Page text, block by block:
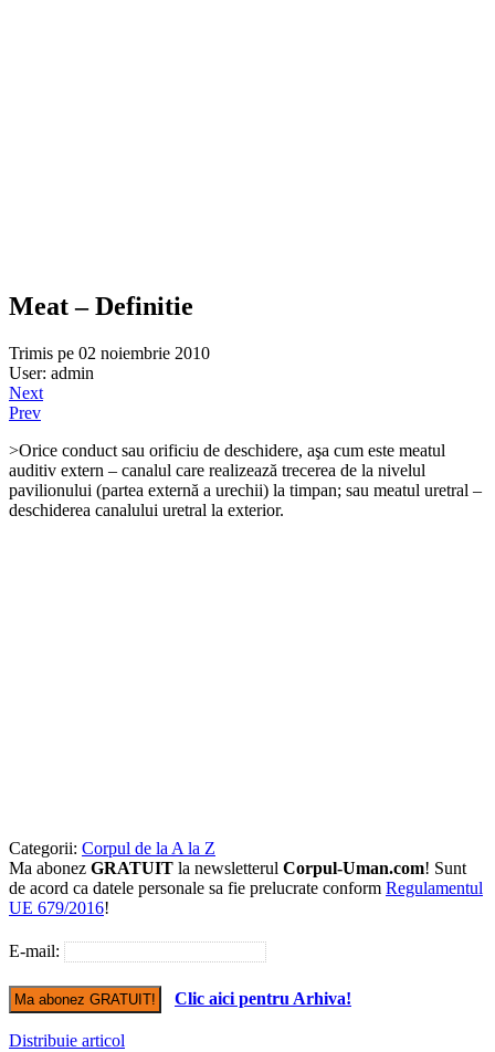
Meat – Definitie
Trimis pe 02 noiembrie 2010
User: admin
Next
Prev
>Orice conduct sau orificiu de deschidere, aşa cum este mea­tul
auditiv extern – canalul care realizează trecerea de la nive­lul
pavilionului (partea externă a urechii) la timpan; sau meatul uretral –
deschiderea canalului uretral la exterior.
Categorii: Corpul de la A la Z
Ma abonez GRATUIT la newsletterul Corpul-Uman.com! Sunt
de acord ca datele personale sa fie prelucrate conform Regulamentul
UE 679/2016!
E-mail:
Clic aici pentru Arhiva!
Distribuie articol